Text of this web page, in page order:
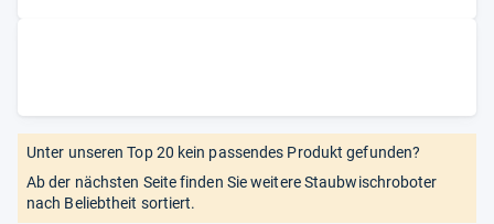
Unter unseren Top 20 kein passendes Produkt gefunden?
Ab der nächsten Seite finden Sie weitere Staubwischroboter
nach Beliebtheit sortiert.